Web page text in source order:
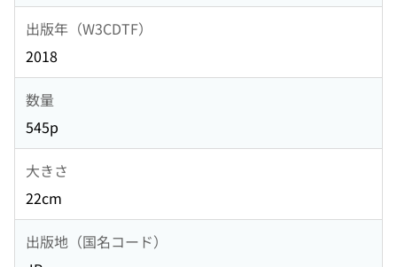
出版年（W3CDTF）
2018
数量
545p
大きさ
22cm
出版地（国名コード）